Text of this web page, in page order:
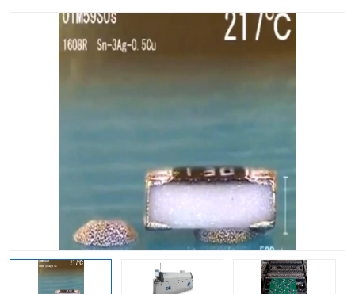
TR5001
自动光学检测TR7710 XS全自动高速贴片机